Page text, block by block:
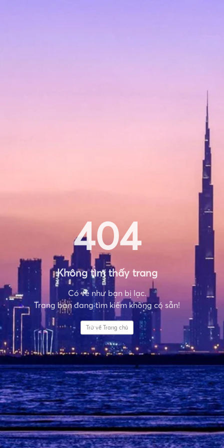
404
Không tìm thấy trang
Có vẻ như bạn bị lạc.
Trang bạn đang tìm kiếm không có sẵn!
Trở về Trang chủ